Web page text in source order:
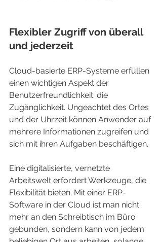
Flexibler Zugriff von überall
und jederzeit
Cloud-basierte ERP-Systeme erfüllen
einen wichtigen Aspekt der
Benutzerfreundlichkeit: die
Zugänglichkeit. Ungeachtet des Ortes
und der Uhrzeit können Anwender auf
mehrere Informationen zugreifen und
sich mit ihren Aufgaben beschäftigen.
Eine digitalisierte, vernetzte
Arbeitswelt erfordert Werkzeuge, die
Flexibilität bieten. Mit einer ERP-
Software in der Cloud ist man nicht
mehr an den Schreibtisch im Büro
gebunden, sondern kann von jedem